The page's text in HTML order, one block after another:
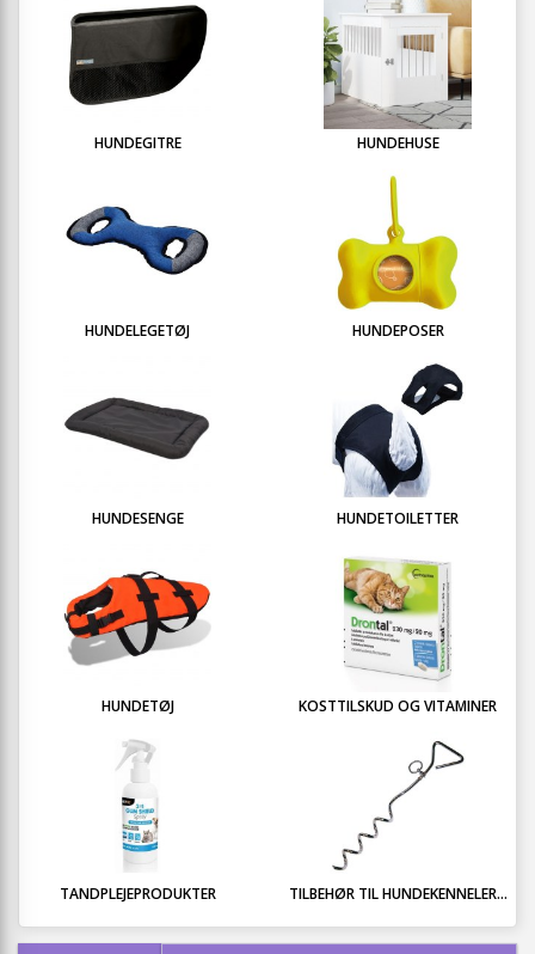
HUNDEGITRE HUNDEHUSE
HUNDELEGETØJ HUNDEPOSER
HUNDESENGE HUNDETOILETTER
HUNDETØJ KOSTTILSKUD OG VITAMINER
TANDPLEJEPRODUKTER TILBEHØR TIL HUNDEKENNELER...